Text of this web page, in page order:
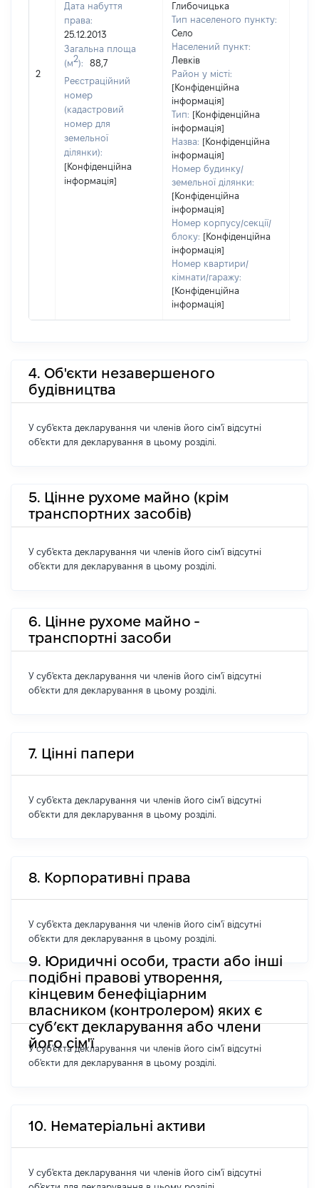
2
Дата набуття
права:
25.12.2013
Загальна площа
(м2):
88,7
Реєстраційний
номер
(кадастровий
номер для
земельної
ділянки):
[Конфіденційна
інформація]
Глибочицька
Тип населеного пункту:
Село
Населений пункт:
Левків
Район у місті:
[Конфіденційна
інформація]
Тип: [Конфіденційна
інформація]
Назва: [Конфіденційна
інформація]
Номер будинку/
земельної ділянки:
[Конфіденційна
інформація]
Номер корпусу/секції/
блоку: [Конфіденційна
інформація]
Номер квартири/
кімнати/гаражу:
[Конфіденційна
інформація]
4. Об'єкти незавершеного
будівництва
У суб'єкта декларування чи членів його сім'ї відсутні
об'єкти для декларування в цьому розділі.
5. Цінне рухоме майно (крім
транспортних засобів)
У суб'єкта декларування чи членів його сім'ї відсутні
об'єкти для декларування в цьому розділі.
6. Цінне рухоме майно -
транспортні засоби
У суб'єкта декларування чи членів його сім'ї відсутні
об'єкти для декларування в цьому розділі.
7. Цінні папери
У суб'єкта декларування чи членів його сім'ї відсутні
об'єкти для декларування в цьому розділі.
8. Корпоративні права
У суб'єкта декларування чи членів його сім'ї відсутні
об'єкти для декларування в цьому розділі.
9. Юридичні особи, трасти або інші
подібні правові утворення,
кінцевим бенефіціарним
власником (контролером) яких є
суб’єкт декларування або члени
його сім'ї
У суб'єкта декларування чи членів його сім'ї відсутні
об'єкти для декларування в цьому розділі.
10. Нематеріальні активи
У суб'єкта декларування чи членів його сім'ї відсутні